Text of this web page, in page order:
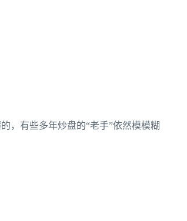
，有些多年炒盘的“老手”依然模模糊